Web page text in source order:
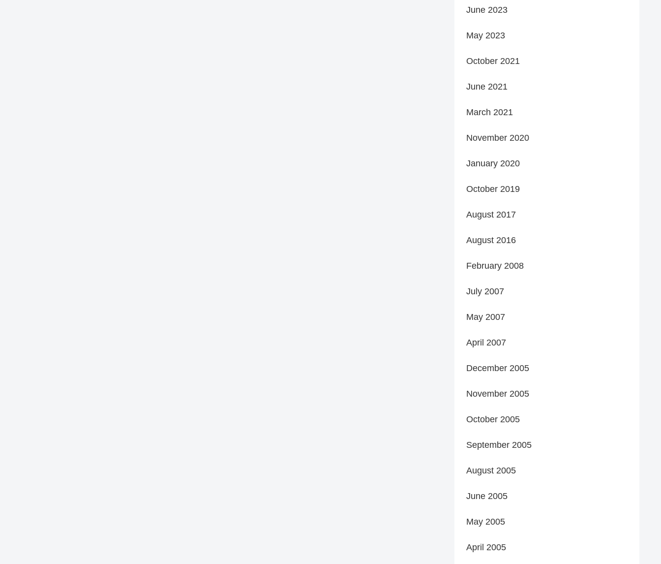
June 2023
May 2023
October 2021
June 2021
March 2021
November 2020
January 2020
October 2019
August 2017
August 2016
February 2008
July 2007
May 2007
April 2007
December 2005
November 2005
October 2005
September 2005
August 2005
June 2005
May 2005
April 2005